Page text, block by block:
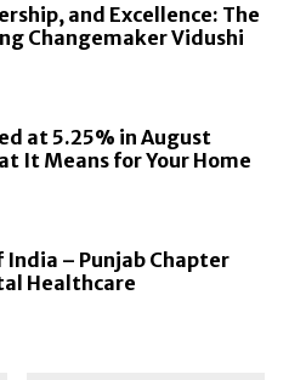
and Excellence: The
Changemaker Vidushi
at 5.25% in August
It Means for Your Home
– Punjab Chapter
Healthcare